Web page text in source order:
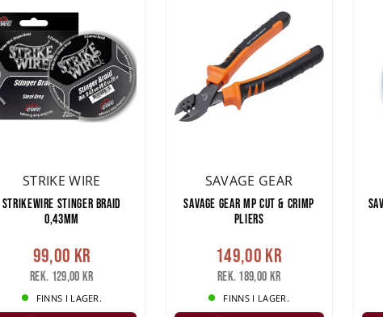
STRIKE WIRE
STRIKEWIRE STINGER BRAID
0,43MM
99,00 kr
Rek. 129,00 kr
FINNS I LAGER.
SAVAGE GEAR
SAVAGE GEAR MP CUT & CRIMP
PLIERS
149,00 kr
Rek. 189,00 kr
FINNS I LAGER.